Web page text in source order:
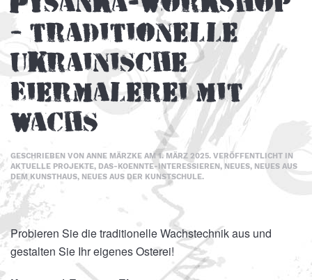
– traditionelle
ukrainische
Eiermalerei mit
Wachs
GESCHRIEBEN VON ANNE MÄRZKE AM1. MÄRZ 2025. VERÖFFENTLICHT IN
AKTUELLE PROJEKTE, DAS-KOENNTE-INTERESSIEREN, NEUES, NEUES AUS
DEM KUNSTHAUS, NEUES AUS DER KUNSTSCHULE.
Probieren Sie die traditionelle Wachstechnik aus und
gestalten Sie Ihr eigenes Osterei!